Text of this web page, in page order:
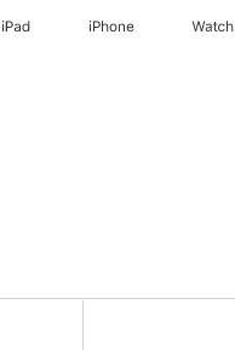
iPad iPhone Watch